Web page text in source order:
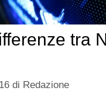
tra
di Redazione